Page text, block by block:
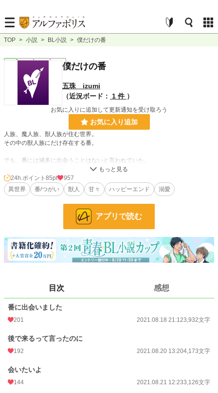
TOP > 小説 > BL小説 > 僕だけの番
完結 短編 僕だけの番
五珠 izumi
（近況ボード：
1 件 ）
お気に入りに追加して更新通知を受け取ろう
お気に入り追加
人族、魔人族、獣人族が住む世界。
その中の獣人族にだけ存在する番。
でも、番には滅多に出会うことはないと言われていた。
僕は鳥の獣人で、いつの日か番に出会うことを夢見ていた。だから、これまで誰
も好きにならず恋もしてこなかった。
それほどまでに求めていた番に、バイト中めぐり逢えたんだけれど。
出会った番は同性で『番』を認知できない人族だった。
そのうえ、彼には恋人もいて……。
後半、少し百合要素も含みます。苦手な方はお気をつけ下さい。
小説 11,447 位 / 228,746 件
24h.ポイント 85 pt
初回完結日時
24h.ポイント 85pt
957
異世界
番/つがい 獣人 甘々 ハッピーエンド 溺愛
アプリで読む
目次 感想
番に出会いました
201 2021.08.18 21:123,932文字
後で来るって言ったのに
192 2021.08.20 13:204,173文字
会いたいよ
144 2021.08.21 12:233,126文字